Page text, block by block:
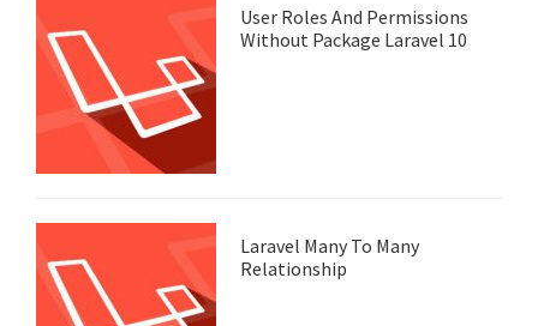
User Roles And Permissions
Without Package Laravel 10
Laravel Many To Many
Relationship